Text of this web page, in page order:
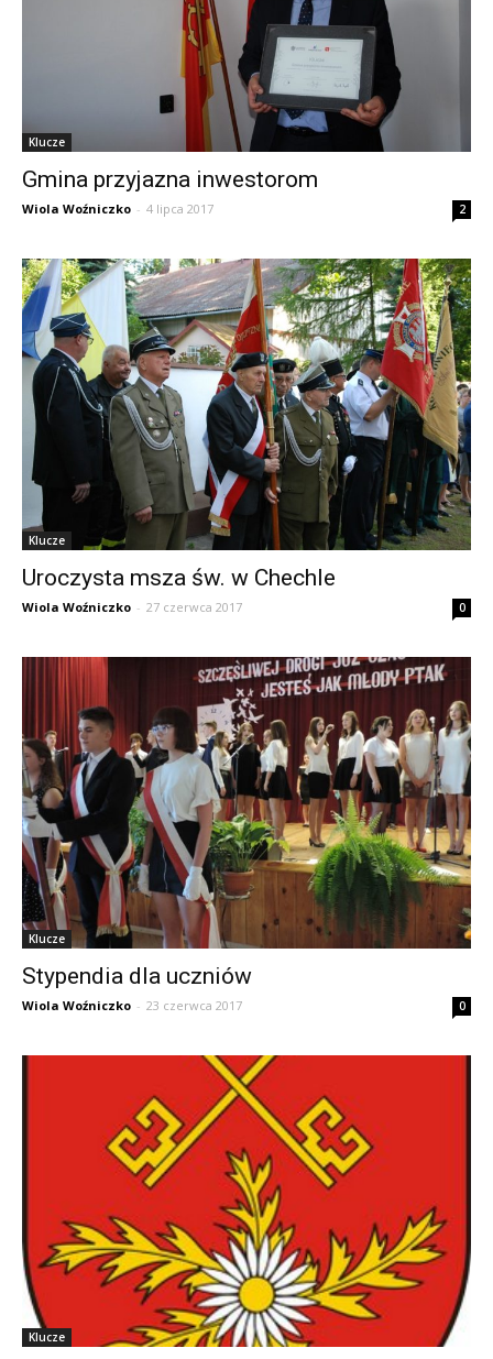
Klucze
Gmina przyjazna inwestorom
Wiola Woźniczko - 4 lipca 2017 2
Klucze
Uroczysta msza św. w Chechle
Wiola Woźniczko - 27 czerwca 2017 0
Klucze
Stypendia dla uczniów
Wiola Woźniczko - 23 czerwca 2017 0
Klucze